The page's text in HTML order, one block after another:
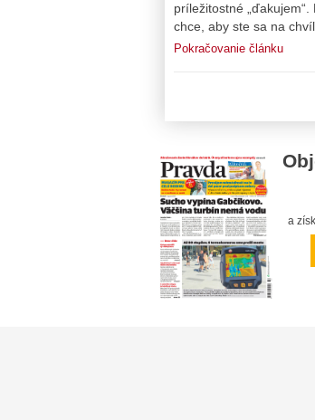
príležitostné
chce, aby ste sa na
Pokračovanie článku
a